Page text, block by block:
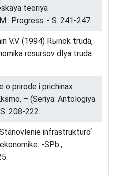
teoriya
Progress. - S. 241-247.
V.V. (1994) Rыnok truda,
resursov dlya truda.
o prirode i prichinax
– (Seriya: Antologiya
208-222.
infrastrukturo‘
-SPb.,